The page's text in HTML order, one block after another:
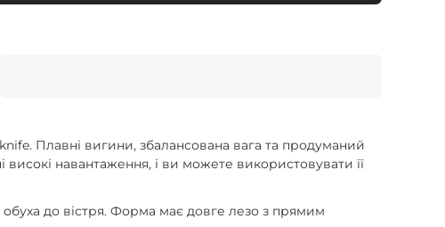
Плавні вигини, збалансована вага та продуманий
навантаження, і ви можете використовувати її
до вістря. Форма має довге лезо з прямим